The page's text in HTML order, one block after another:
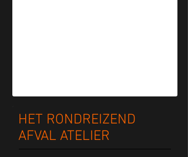
HET RONDREIZEND
AFVAL ATELIER